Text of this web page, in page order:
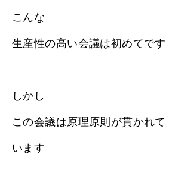
こんな
生産性の高い会議は初めてです
しかし
この会議は原理原則が貫かれて
います